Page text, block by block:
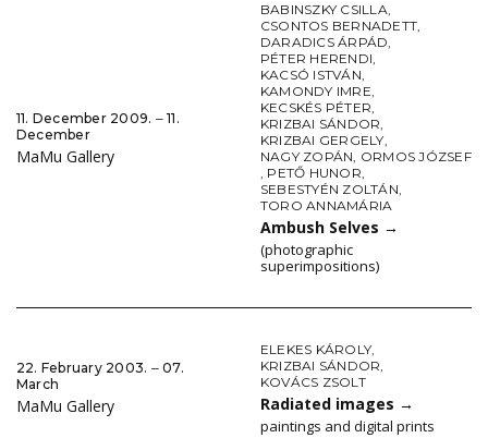
11. December 2009. ‒ 11.
December
MaMu Gallery
BABINSZKY CSILLA,
CSONTOS BERNADETT,
DARADICS ÁRPÁD,
PÉTER HERENDI,
KACSÓ ISTVÁN,
KAMONDY IMRE,
KECSKÉS PÉTER,
KRIZBAI SÁNDOR,
KRIZBAI GERGELY,
NAGY ZOPÁN, ORMOS JÓZSEF
, PETŐ HUNOR,
SEBESTYÉN ZOLTÁN,
TORO ANNAMÁRIA
Ambush Selves →
(photographic
superimpositions)
22. February 2003. ‒ 07.
March
MaMu Gallery
ELEKES KÁROLY,
KRIZBAI SÁNDOR,
KOVÁCS ZSOLT
Radiated images →
paintings and digital prints